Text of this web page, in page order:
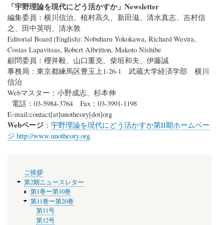
「宇野理論を現代にどう活かすか」Newsletter
編集委員：横川信治、植村高久、新田滋、清水真志、吉村信
之、田中英明、清水敦
Editorial Board (English): Nobuharu Yokokawa, Richard Westra,
Costas Lapavitsas, Robert Albritton, Makoto Nishibe
顧問委員：櫻井毅、山口重克、柴垣和夫、伊藤誠
事務局：東京都練馬区豊玉上1-26-1 武蔵大学経済学部 横川
信治
Webマスター：小野成志、杉本伸
電話：03-5984-3764 Fax：03-3991-1198
E-mail:contact[at]unotheory[dot]org
Webページ ： 宇野理論を現代にどう活かすか第II期ホームペー
ジ http://www.unotheory.org
ニ
ュ
ー
ご挨拶
第2期ニュースレター
第1巻ー第10巻
第11巻ー第20巻
第11号
第12号